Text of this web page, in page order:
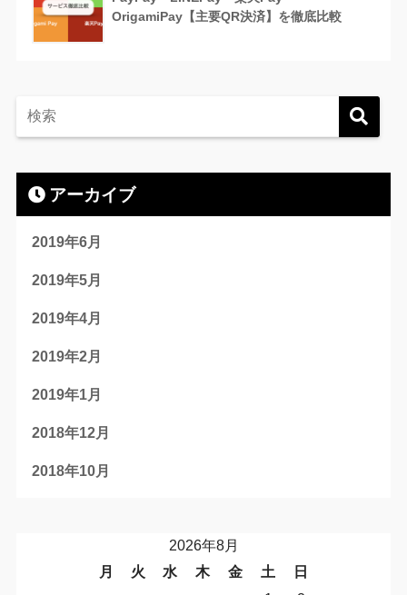
OrigamiPay【主要QR決済】を徹底比較
アーカイブ
2019年6月
2019年5月
2019年4月
2019年2月
2019年1月
2018年12月
2018年10月
2026年8月
月
火 水 木 金 土 日